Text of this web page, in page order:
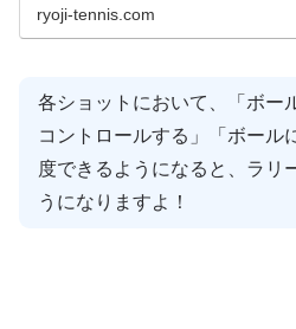
ryoji-tennis.com
各ショットにおいて、「ボー
コントロールする」「ボール
度できるようになると、ラリ
うになりますよ！